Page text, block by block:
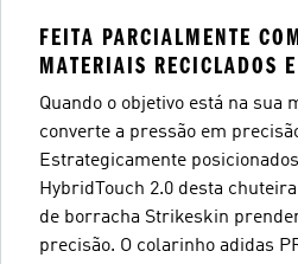
FEITA PARCIALMENTE
MATERIAIS RECICLADOS
Quando o objetivo está na sua
converte a pressão em
Estrategicamente
HybridTouch 2.0 desta
de borracha Strikeskin
precisão. O colarinho adidas